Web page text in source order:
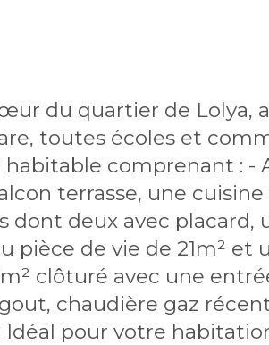
du quartier de Lolya,
toutes écoles et
comprenant : -
terrasse, une
deux avec placard,
pièce de vie de 21m² et
clôturé avec une
chaudière gaz
pour votre